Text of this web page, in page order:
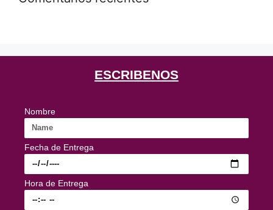
ESCRIBENOS
Nombre
Fecha de Entrega
Hora de Entrega